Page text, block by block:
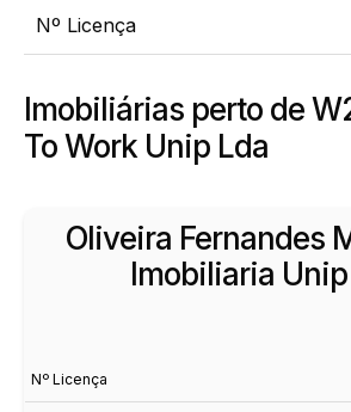
Nº Licença
Imobiliárias perto de
To Work Unip Lda
Oliveira Fernandes
Imobiliaria
Nº Licença